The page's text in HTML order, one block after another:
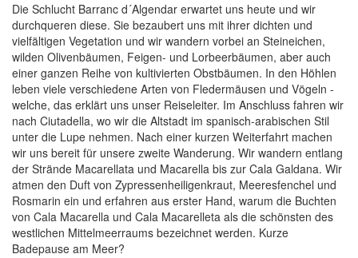
Die Schlucht Barranc d´Algendar erwartet uns heute und wir
durchqueren diese. Sie bezaubert uns mit ihrer dichten und
vielfältigen Vegetation und wir wandern vorbei an Steineichen,
wilden Olivenbäumen, Feigen- und Lorbeerbäumen, aber auch
einer ganzen Reihe von kultivierten Obstbäumen. In den Höhlen
leben viele verschiedene Arten von Fledermäusen und Vögeln -
welche, das erklärt uns unser Reiseleiter. Im Anschluss fahren wir
nach Ciutadella, wo wir die Altstadt im spanisch-arabischen Stil
unter die Lupe nehmen. Nach einer kurzen Weiterfahrt machen
wir uns bereit für unsere zweite Wanderung. Wir wandern entlang
der Strände Macarellata und Macarella bis zur Cala Galdana. Wir
atmen den Duft von Zypressenheiligenkraut, Meeresfenchel und
Rosmarin ein und erfahren aus erster Hand, warum die Buchten
von Cala Macarella und Cala Macarelleta als die schönsten des
westlichen Mittelmeerraums bezeichnet werden. Kurze
Badepause am Meer?